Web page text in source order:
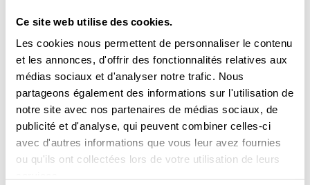
Ce site web utilise des cookies.
Les cookies nous permettent de personnaliser le contenu
et les annonces, d'offrir des fonctionnalités relatives aux
médias sociaux et d'analyser notre trafic. Nous
partageons également des informations sur l'utilisation de
notre site avec nos partenaires de médias sociaux, de
publicité et d'analyse, qui peuvent combiner celles-ci
avec d'autres informations que vous leur avez fournies
ou qu'ils ont collectées lors de votre utilisation de leurs
17 oct. 2026
16h45-18h45
Comprendre 5 grands cépages
Grenoble - Novotel Grenoble Nord Voreppe -
1625 Route de Veurey - 38340 Voreppe
Disponibilités22places